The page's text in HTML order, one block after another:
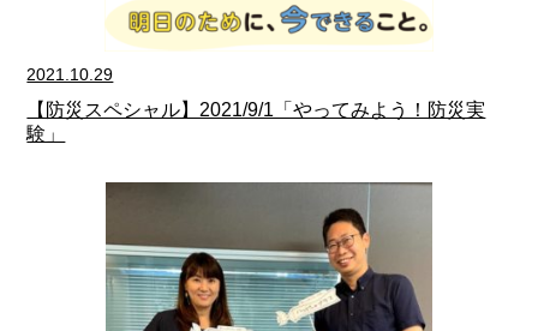
2021.10.29
【防災スペシャル】2021/9/1「やってみよう！防災実
験」